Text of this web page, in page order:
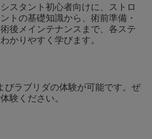
スタント初心者向けに、ストロ
トの基礎知識から、術前準備・
後メインテナンスまで、各ステ
かりやすく学びます。
びラブリダの体験が可能です。ぜ
験ください。